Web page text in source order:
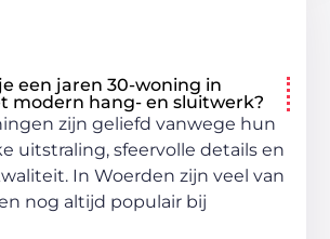
een jaren 30-woning in
modern hang- en sluitwerk?
zijn geliefd vanwege hun
uitstraling, sfeervolle details en
In Woerden zijn veel van
nog altijd populair bij